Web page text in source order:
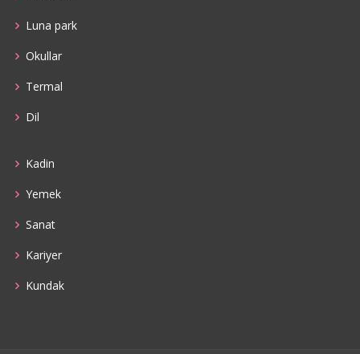
Luna park
Okullar
Termal
Dil
Kadin
Yemek
Sanat
Kariyer
Kundak